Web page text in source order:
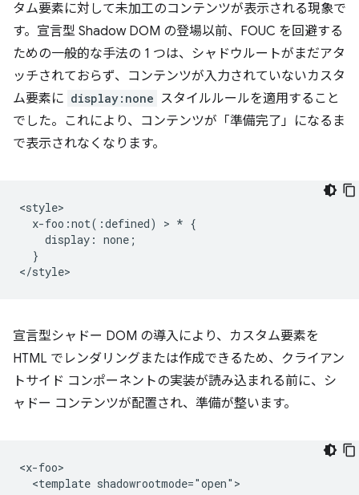
タム要素に対して未加工のコンテンツが表示される現象で
す。宣言型 Shadow DOM の登場以前、FOUC を回避する
ための一般的な手法の 1 つは、シャドウルートがまだアタ
ッチされておらず、コンテンツが入力されていないカスタ
ム要素に display:none スタイルルールを適用すること
でした。これにより、コンテンツが「準備完了」になるま
で表示されなくなります。
<style>
  x-foo:not(:defined) > * {
    display: none;
  }
宣言型シャドー DOM の導入により、カスタム要素を
HTML でレンダリングまたは作成できるため、クライアン
トサイド コンポーネントの実装が読み込まれる前に、シ
ャドー コンテンツが配置され、準備が整います。
<x-foo>
  <template shadowrootmode="open">